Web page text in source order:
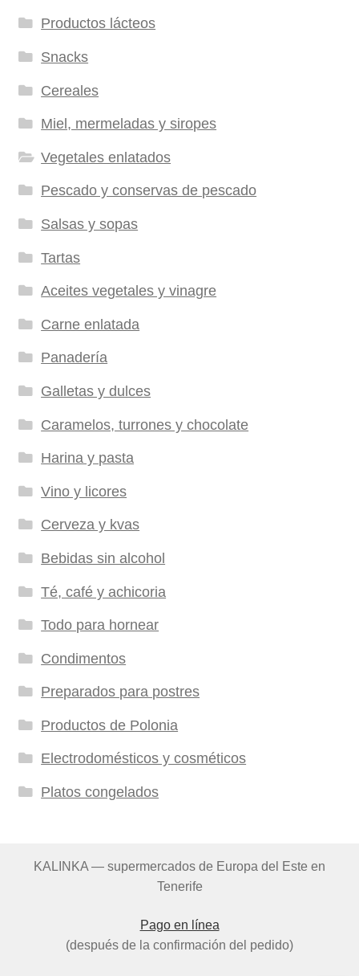
Productos lácteos
Snacks
Cereales
Miel, mermeladas y siropes
Vegetales enlatados
Pescado y conservas de pescado
Salsas y sopas
Tartas
Aceites vegetales y vinagre
Carne enlatada
Panadería
Galletas y dulces
Caramelos, turrones y chocolate
Harina y pasta
Vino y licores
Cerveza y kvas
Bebidas sin alcohol
Té, café y achicoria
Todo para hornear
Condimentos
Preparados para postres
Productos de Polonia
Electrodomésticos y cosméticos
Platos congelados
KALINKA — supermercados de Europa del Este en
Tenerife
Pago en línea
(después de la confirmación del pedido)